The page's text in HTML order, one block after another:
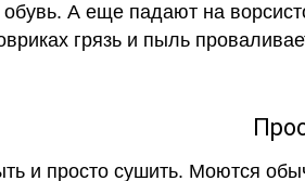
обувь. А еще падают на
грязь и пыль
и просто сушить. Моются